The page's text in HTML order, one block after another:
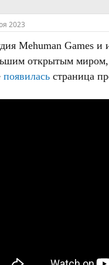
2023
Mehuman Games и
открытым миром,
появилась страница